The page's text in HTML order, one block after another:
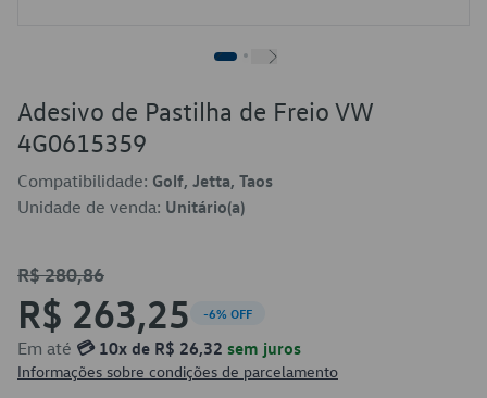
Adesivo de Pastilha de Freio VW
4G0615359
Compatibilidade: Golf, Jetta, Taos
Unidade de venda: Unitário(a)
R$ 280,86
R$ 263,25 -6% OFF
Em até 💳 10x de R$ 26,32 sem juros
Informações sobre condições de parcelamento